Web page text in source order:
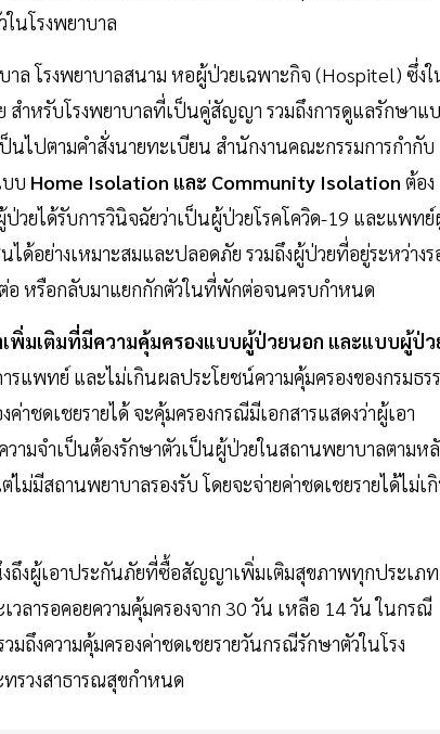
นโรงพยาบาล
าล โรงพยาบาลสนาม หอผู้ป่วยเฉพาะกิจ (Hospitel) ซึ่งใ
สำหรับโรงพยาบาลที่เป็นคู่สัญญา รวมถึงการดูแลรักษาแ
ไปตามคำสั่งนายทะเบียน สำนักงานคณะกรรมการกำกับ
บบ Home Isolation และ Community Isolation ต้อง
ยได้รับการวินิจฉัยว่าเป็นผู้ป่วยโรคโควิด-19 และแพทย์
อย่างเหมาะสมและปลอดภัย รวมถึงผู้ป่วยที่อยู่ระหว่างร
อ หรือกลับมาแยกกักตัวในที่พักต่อจนครบกำหนด
พิ่มเติมที่มีความคุ้มครองแบบผู้ป่วยนอก และแบบผู้ป่ว
แพทย์ และไม่เกินผลประโยชน์ความคุ้มครองของกรมธร
าชดเชยรายได้ จะคุ้มครองกรณีมีเอกสารแสดงว่าผู้เอา
ามจำเป็นต้องรักษาตัวเป็นผู้ป่วยในสถานพยาบาลตามห
มีสถานพยาบาลรองรับ โดยจะจ่ายค่าชดเชยรายได้ไม่เ
ถึงผู้เอาประกันภัยที่ซื้อสัญญาเพิ่มเติมสุขภาพทุกประเภ
วลารอคอยความคุ้มครองจาก 30 วัน เหลือ 14 วัน ในกรณี
ถึงความคุ้มครองค่าชดเชยรายวันกรณีรักษาตัวในโรง
รวงสาธารณสุขกำหนด